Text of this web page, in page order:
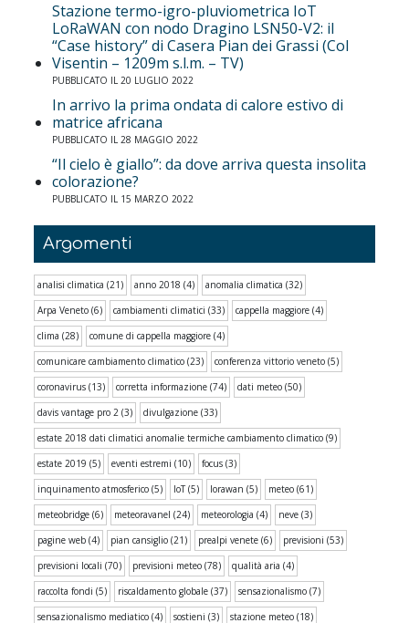
Stazione termo-igro-pluviometrica IoT
LoRaWAN con nodo Dragino LSN50-V2: il
“Case history” di Casera Pian dei Grassi (Col
Visentin – 1209m s.l.m. – TV)
PUBBLICATO IL 20 LUGLIO 2022
In arrivo la prima ondata di calore estivo di
matrice africana
PUBBLICATO IL 28 MAGGIO 2022
“Il cielo è giallo”: da dove arriva questa insolita
colorazione?
PUBBLICATO IL 15 MARZO 2022
Argomenti
analisi climatica (21) anno 2018 (4) anomalia climatica (32)
Arpa Veneto (6) cambiamenti climatici (33) cappella maggiore (4)
clima (28) comune di cappella maggiore (4)
comunicare cambiamento climatico (23) conferenza vittorio veneto (5)
coronavirus (13) corretta informazione (74) dati meteo (50)
davis vantage pro 2 (3) divulgazione (33)
estate 2018 dati climatici anomalie termiche cambiamento climatico (9)
estate 2019 (5) eventi estremi (10) focus (3)
inquinamento atmosferico (5) IoT(5) lorawan (5) meteo (61)
meteobridge (6) meteoravanel (24) meteorologia (4) neve (3)
pagine web (4) pian cansiglio (21) prealpi venete (6) previsioni (53)
previsioni locali (70) previsioni meteo (78) qualità aria (4)
raccolta fondi (5) riscaldamento globale (37) sensazionalismo (7)
sensazionalismo mediatico (4) sostieni (3) stazione meteo (18)